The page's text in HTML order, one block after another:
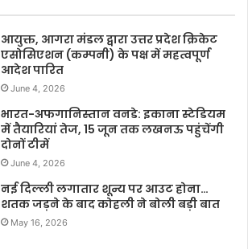
आयुक्त, आगरा मंडल द्वारा उत्तर प्रदेश क्रिकेट
एसोसिएशन (कम्पनी) के पक्ष में महत्वपूर्ण
आदेश पारित
June 4, 2026
भारत-अफगानिस्तान वनडे: इकाना स्टेडियम
में तैयारियां तेज, 15 जून तक लखनऊ पहुंचेंगी
दोनों टीमें
June 4, 2026
नई दिल्ली लगातार शून्य पर आउट होना…
शतक जड़ने के बाद कोहली ने बोली बड़ी बात
May 16, 2026